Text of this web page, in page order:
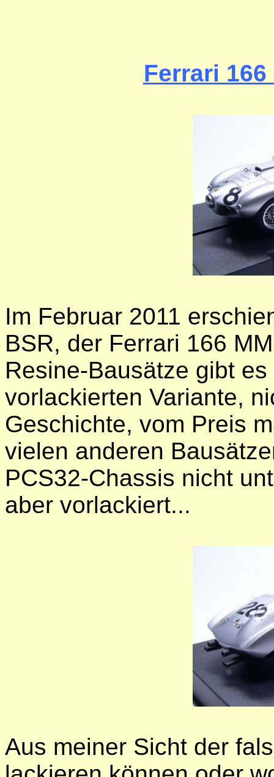
Ferrari 166
Im Februar 2011
BSR, der Ferrari 166
Resine-Bausätze gibt
vorlackierten Variante,
Geschichte, vom Preis
vielen anderen
PCS32-Chassis nicht
aber vorlackiert...
Aus meiner Sicht der